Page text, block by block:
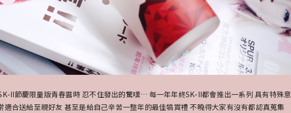
II節慶限量版青春露時 忍不住發出的驚嘆… 每一年年終SK-II都會推出一系列 具有特殊意
適合送給至親好友 甚至是給自己辛苦一整年的最佳犒賞禮 不曉得大家有沒有都認真蒐集